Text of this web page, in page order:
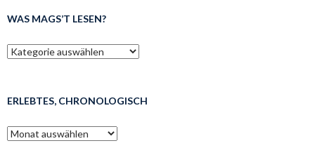
WAS MAGS’T LESEN?
was
mags’t
ERLEBTES, CHRONOLOGISCH
erlebtes,
chronologisch